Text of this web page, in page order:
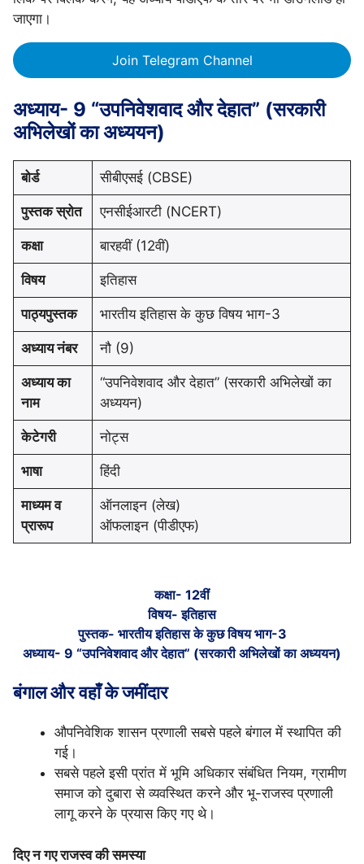
जाएगा।
Join Telegram Channel
अध्याय- 9 “उपनिवेशवाद और देहात” (सरकारी
अभिलेखों का अध्ययन)
बोर्ड सीबीएसई (CBSE)
पुस्तक स्रोत एनसीईआरटी (NCERT)
कक्षा बारहवीं (12वीं)
विषय इतिहास
पाठ्यपुस्तक भारतीय इतिहास के कुछ विषय भाग-3
अध्याय नंबर नौ (9)
अध्याय का
नाम
“उपनिवेशवाद और देहात” (सरकारी अभिलेखों का
अध्ययन)
केटेगरी नोट्स
भाषा हिंदी
माध्यम व
प्रारूप
ऑनलाइन (लेख)
ऑफलाइन (पीडीएफ)
कक्षा- 12वीं
विषय- इतिहास
पुस्तक- भारतीय इतिहास के कुछ विषय भाग-3
अध्याय- 9 “उपनिवेशवाद और देहात” (सरकारी अभिलेखों का अध्ययन)
बंगाल और वहाँ के जमींदार
औपनिवेशिक शासन प्रणाली सबसे पहले बंगाल में स्थापित की
गई।
सबसे पहले इसी प्रांत में भूमि अधिकार संबंधित नियम, ग्रामीण
समाज को दुबारा से व्यवस्थित करने और भू-राजस्व प्रणाली
लागू करने के प्रयास किए गए थे।
दिए न गए राजस्व की समस्या